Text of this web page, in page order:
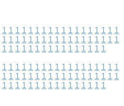
1 1 1 1 1 1 1 1 1 1 1 1 1 1 1 1 1 1
1 1 1 1 1 1 1 1 1 1 1 1 1 1 1 1 1 1
1 1 1 1 1 1 1 1 1 1 1 1 1 1 1 1
1 1 1 1 1 1 1 1 1 1 1 1 1 1 1 1 1 1
1 1 1 1 1 1 1 1 1 1 1 1 1 1 1 1 1 1
1 1 1 1 1 1 1 1 1 1 1 1 1 1 1 1